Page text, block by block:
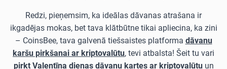
Redzi, pieņemsim, ka ideālas dāvanas atrašana ir
ikgadējas mokas, bet tava klātbūtne tikai apliecina, ka zini
– CoinsBee, tava galvenā tiešsaistes platforma dāvanu
karšu pirkšanai ar kriptovalūtu, tevi atbalsta! Šeit tu vari
pirkt Valentīna dienas dāvanu kartes ar kriptovalūtuun